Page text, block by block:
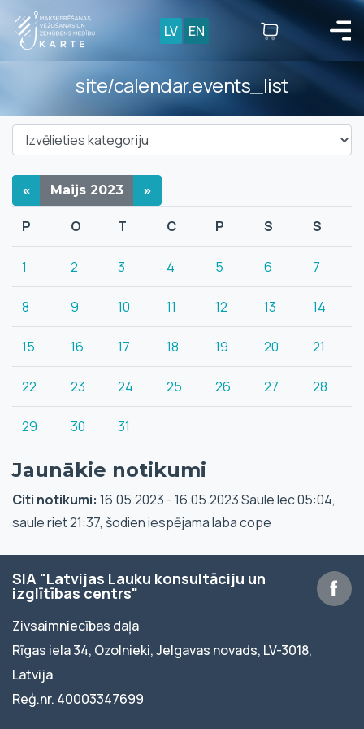
LV EN
site/calendar.events_list
« Maijs 2023 »
P O T C P S S
1 2 3 4 5 6 7
8 9 10 11 12 13 14
15 16 17 18 19 20 21
22 23 24 25 26 27 28
29 30 31
Jaunākie notikumi
Citi notikumi: 16.05.2023 - 16.05.2023 Saule lec 05:04,
saule riet 21:37, šodien iespējama laba cope
SIA "Latvijas Lauku konsultāciju un
izglītības centrs"
Zivsaimniecības daļa
Rīgas iela 34, Ozolnieki, Jelgavas novads, LV-3018,
Latvija
Reģ.nr. 40003347699